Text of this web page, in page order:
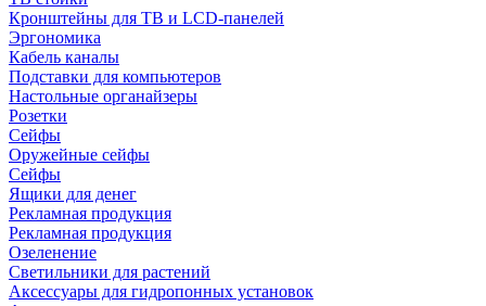
Кронштейны для ТВ и LCD-панелей
Эргономика
Кабель каналы
Подставки для компьютеров
Настольные органайзеры
Розетки
Сейфы
Оружейные сейфы
Сейфы
Ящики для денег
Рекламная продукция
Рекламная продукция
Озеленение
Светильники для растений
Аксессуары для гидропонных установок